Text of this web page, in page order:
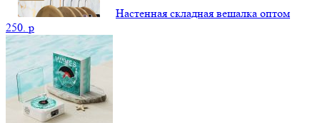
Настенная складная вешалка оптом
250. p